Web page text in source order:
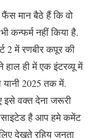
मान बैठे हैं कि वो
कन्फर्म नहीं किया है.
2 में रणबीर कपूर की
हाल ही में एक इंटरव्यू में
यानी 2025 तक में.
इसे वक्त देना जरूरी
है आप हमे कमेंट
देखते रहिय जनता